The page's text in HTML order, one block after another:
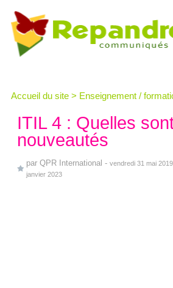
Accueil du site > Enseignement /
ITIL 4 : Quelles
nouveautés
par QPR International - vendredi 31 mai
janvier 2023